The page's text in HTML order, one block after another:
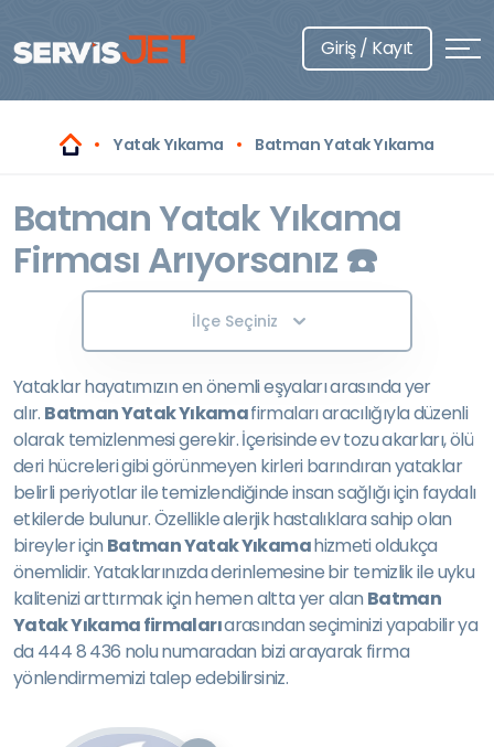
Giriş / Kayıt
Yatak Yıkama Batman Yatak Yıkama
Batman Yatak Yıkama
Firması Arıyorsanız ☎️
İlçe Seçiniz
Yataklar hayatımızın en önemli eşyaları arasında yer
alır. Batman Yatak Yıkamafirmaları aracılığıyla düzenli
olarak temizlenmesi gerekir. İçerisinde ev tozu akarları, ölü
deri hücreleri gibi görünmeyen kirleri barındıran yataklar
belirli periyotlar ile temizlendiğinde insan sağlığı için faydalı
etkilerde bulunur. Özellikle alerjik hastalıklara sahip olan
bireyler için Batman Yatak Yıkamahizmeti oldukça
önemlidir. Yataklarınızda derinlemesine bir temizlik ile uyku
kalitenizi arttırmak için hemen altta yer alan Batman
Yatak Yıkama firmalarıarasından seçiminizi yapabilir ya
da 444 8 436 nolu numaradan bizi arayarak firma
yönlendirmemizi talep edebilirsiniz.